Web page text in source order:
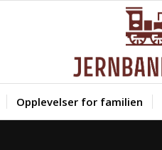
Opplevelser for familien